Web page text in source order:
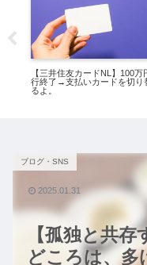
【三井住友カードNL】100万
行終了→支払いカードを切り
るよ。
【孤独と共
どころは、多
ブログ・SNS
2025.01.31